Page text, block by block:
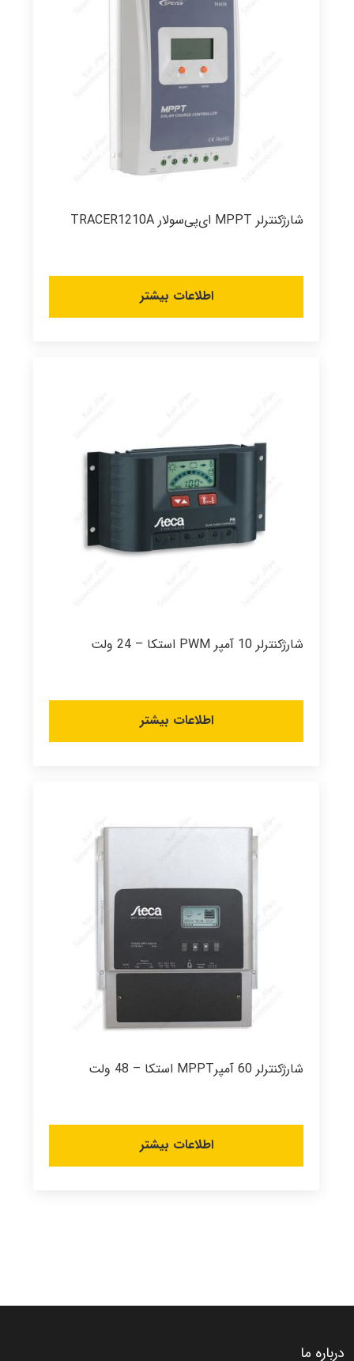
شارژکنترلر MPPT ای‌پی‌سولار TRACER1210A
اطلاعات بیشتر
شارژکنترلر 10 آمپر PWM استکا – 24 ولت
اطلاعات بیشتر
شارژکنترلر 60 آمپرMPPT استکا – 48 ولت
اطلاعات بیشتر
درباره ما